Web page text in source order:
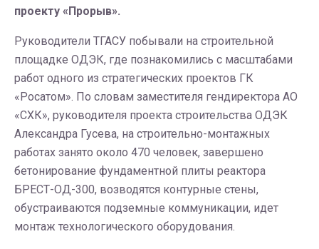
проекту «Прорыв».
Руководители ТГАСУ побывали на строительной
площадке ОДЭК, где познакомились с масштабами
работ одного из стратегических проектов ГК
«Росатом». По словам заместителя гендиректора АО
«СХК», руководителя проекта строительства ОДЭК
Александра Гусева, на строительно-монтажных
работах занято около 470 человек, завершено
бетонирование фундаментной плиты реактора
БРЕСТ-ОД-300, возводятся контурные стены,
обустраиваются подземные коммуникации, идет
монтаж технологического оборудования.